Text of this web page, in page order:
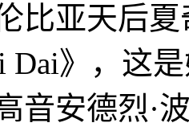
比亚天后
Dai》，这
音安德烈·